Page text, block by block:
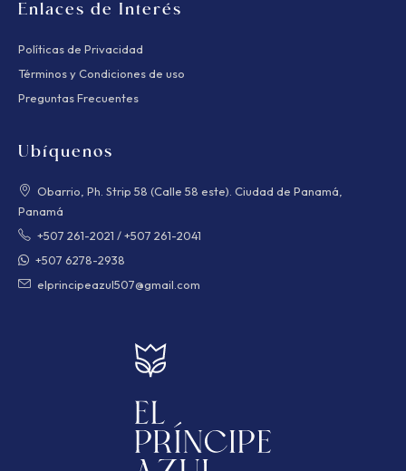
Enlaces de Interés
Políticas de Privacidad
Términos y Condiciones de uso
Preguntas Frecuentes
Ubíquenos
Obarrio, Ph. Strip 58 (Calle 58 este). Ciudad de Panamá,
Panamá
+507 261-2021 /+507 261-2041
+507 6278-2938
elprincipeazul507@gmail.com